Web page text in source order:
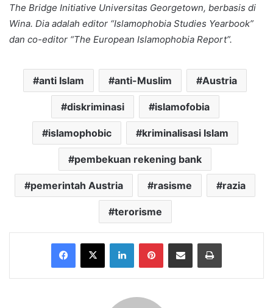
The Bridge Initiative Universitas Georgetown, berbasis di
Wina. Dia adalah editor “Islamophobia Studies Yearbook”
dan co-editor “The European Islamophobia Report”.
anti Islam anti-Muslim Austria
diskriminasi islamofobia
islamophobic kriminalisasi Islam
pembekuan rekening bank
pemerintah Austria rasisme razia
terorisme
Facebook
X LinkedInPinterestShare via Email Print